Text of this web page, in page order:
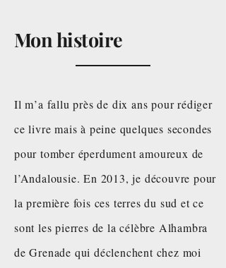
Andalousie, mon amour
(version numérique)
Prix original
9,90 €Prix promotionnel
4,95 €
Nouveautés
Mon histoire
Il m’a fallu près de dix ans pour rédiger
ce livre mais à peine quelques secondes
pour tomber éperdument amoureux de
l’Andalousie. En 2013, je découvre pour
la première fois ces terres du sud et ce
sont les pierres de la célèbre Alhambra
de Grenade qui déclenchent chez moi